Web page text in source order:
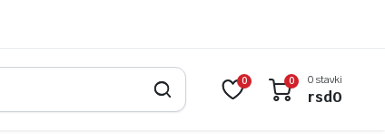
0 0 0 stavki
rsd0